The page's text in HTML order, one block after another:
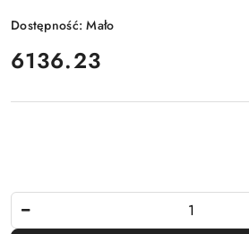
Dostępność:Mało
cena:
6136.23